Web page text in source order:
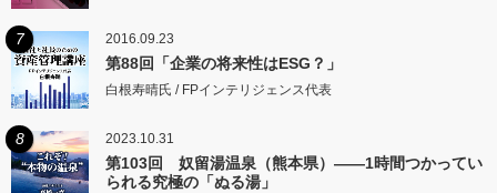
7 2016.09.23
第88回「企業の将来性はESG？」
白根寿晴氏 / FPインテリジェンス代表
8 2023.10.31
第103回 奴留湯温泉（熊本県）――1時間つかってい
られる究極の「ぬる湯」